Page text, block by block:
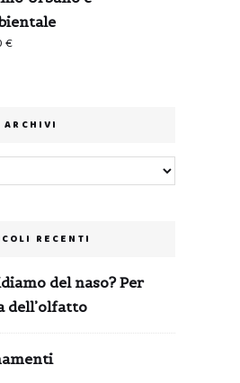
€
ARCHIVI
RECENTI
del naso? Per
dell’olfatto